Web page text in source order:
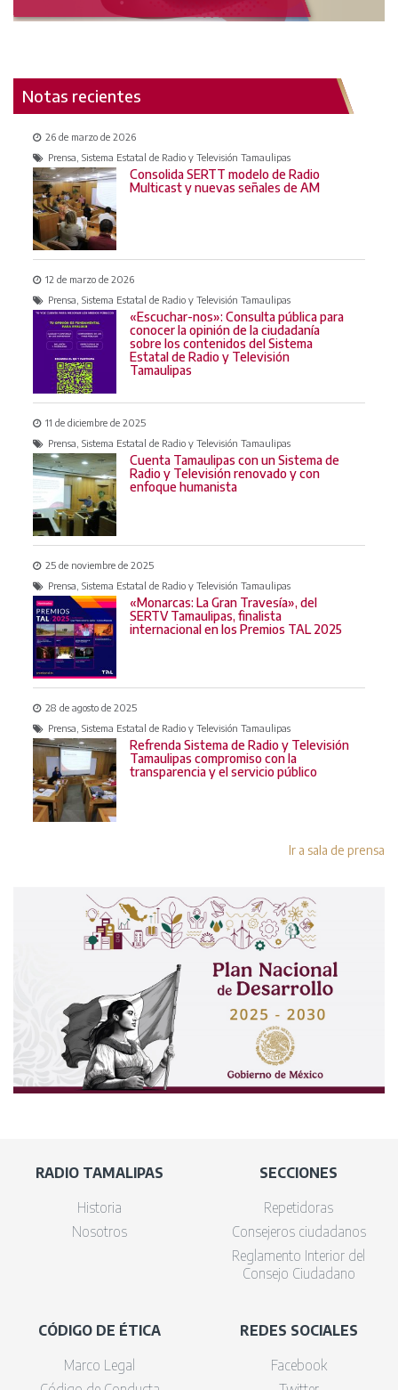
Notas recientes
26 de marzo de 2026
Prensa, Sistema Estatal de Radio y Televisión Tamaulipas
Consolida SERTT modelo de Radio
Multicast y nuevas señales de AM
12 de marzo de 2026
Prensa, Sistema Estatal de Radio y Televisión Tamaulipas
«Escuchar-nos»: Consulta pública para
conocer la opinión de la ciudadanía
sobre los contenidos del Sistema
Estatal de Radio y Televisión
Tamaulipas
11 de diciembre de 2025
Prensa, Sistema Estatal de Radio y Televisión Tamaulipas
Cuenta Tamaulipas con un Sistema de
Radio y Televisión renovado y con
enfoque humanista
25 de noviembre de 2025
Prensa, Sistema Estatal de Radio y Televisión Tamaulipas
«Monarcas: La Gran Travesía», del
SERTV Tamaulipas, finalista
internacional en los Premios TAL 2025
28 de agosto de 2025
Prensa, Sistema Estatal de Radio y Televisión Tamaulipas
Refrenda Sistema de Radio y Televisión
Tamaulipas compromiso con la
transparencia y el servicio público
Ir a sala de prensa
RADIO TAMALIPAS
Historia
Nosotros
SECCIONES
Repetidoras
Consejeros ciudadanos
Reglamento Interior del
Consejo Ciudadano
CÓDIGO DE ÉTICA
Marco Legal
REDES SOCIALES
Facebook